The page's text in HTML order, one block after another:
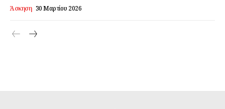
Άσκηση 30 Μαρτίου 2026